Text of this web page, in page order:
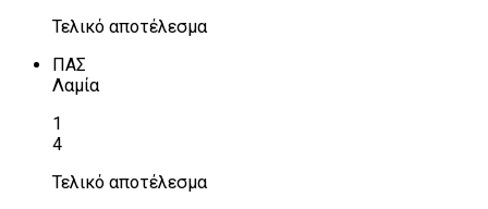
Τελικό αποτέλεσμα
ΠΑΣ
Λαμία
1
4
Τελικό αποτέλεσμα